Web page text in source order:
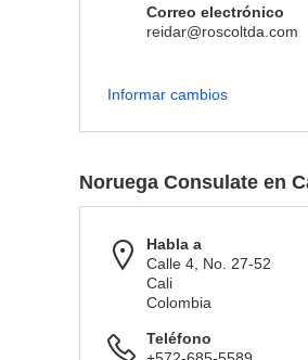
Correo electrónico
reidar@roscoltda.com
Informar cambios
Noruega Consulate en
Habla a
Calle 4, No. 27-52
Cali
Colombia
Teléfono